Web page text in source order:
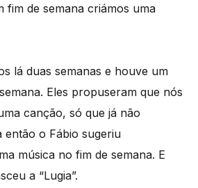
fim de semana criámos uma
lá duas semanas e houve um
Eles propuseram que nós
canção, só que já não
então o Fábio sugeriu
música no fim de semana. E
a “Lugia”.